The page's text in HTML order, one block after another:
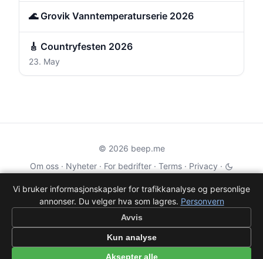
🌊 Grovik Vanntemperaturserie 2026
🎸 Countryfesten 2026
23. May
© 2026 beep.me
Om oss · Nyheter · For bedrifter · Terms · Privacy ·
·Wikidata·OMDb
Data from TMDB, Wikidata & OMDb. Not endorsed or certified by these
services.
Part of EPAK Vibes·Contact
Personvern|beep.me — reminders gone social
Vi bruker informasjonskapsler for trafikkanalyse og personlige
annonser. Du velger hva som lagres. Personvern
Avvis
Kun analyse
Aksepter alle